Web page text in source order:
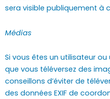
sera visible publiquement à
Médias
Si vous êtes un utilisateur
que vous téléversez des
conseillons d’éviter de
des données EXIF de